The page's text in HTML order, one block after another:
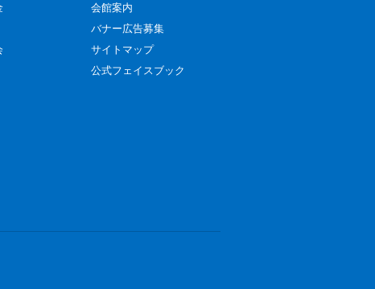
会館案内
バナー広告募集
サイトマップ
公式フェイスブック